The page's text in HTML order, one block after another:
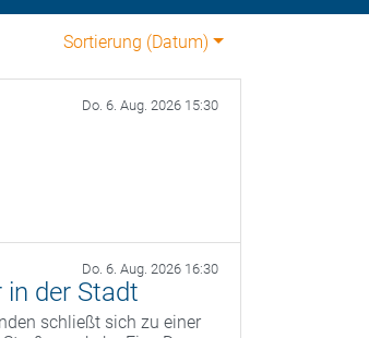
Sortierung (Datum)
Do. 6. Aug. 2026 15:30
Do. 6. Aug. 2026 16:30
in der Stadt
schließt sich zu einer